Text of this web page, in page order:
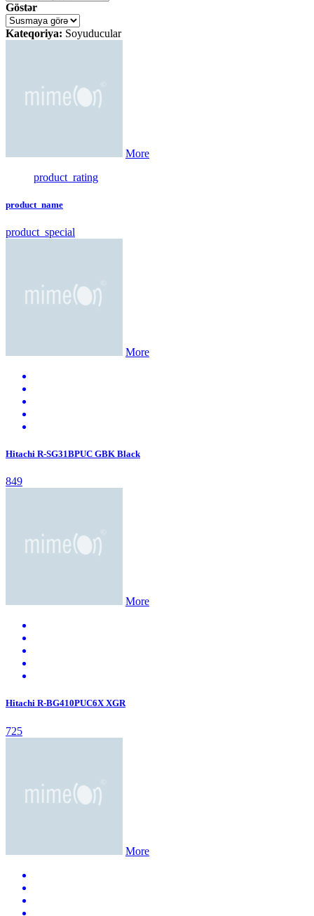
Göstər
Kateqoriya: Soyuducular
More
product_rating
product_name
product_special
More
Hitachi R-SG31BPUC GBK Black
849
More
Hitachi R-BG410PUC6X XGR
725
More